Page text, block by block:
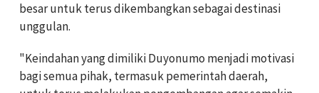
besar untuk terus dikembangkan sebagai destinasi
unggulan.
"Keindahan yang dimiliki Duyonumo menjadi motivasi
bagi semua pihak, termasuk pemerintah daerah,